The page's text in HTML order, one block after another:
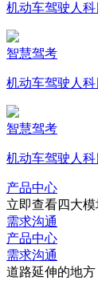
机动车驾驶人
智慧驾考
机动车驾驶人
智慧驾考
机动车驾驶人
产品中心
立即查看四大
需求沟通
产品中心
需求沟通
道路延伸的地